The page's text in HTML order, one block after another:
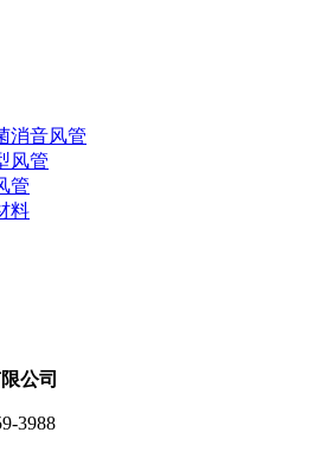
消音风管
风管
管
料
公司
3988